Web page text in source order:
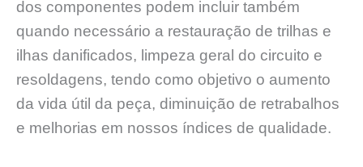
dos componentes podem incluir também
quando necessário a restauração de trilhas e
ilhas danificados, limpeza geral do circuito e
resoldagens, tendo como objetivo o aumento
da vida útil da peça, diminuição de retrabalhos
e melhorias em nossos índices de qualidade.